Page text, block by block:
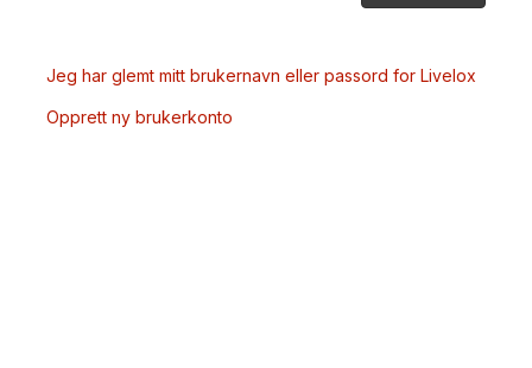
Jeg har glemt mitt brukernavn eller passord for Livelox
Opprett ny brukerkonto